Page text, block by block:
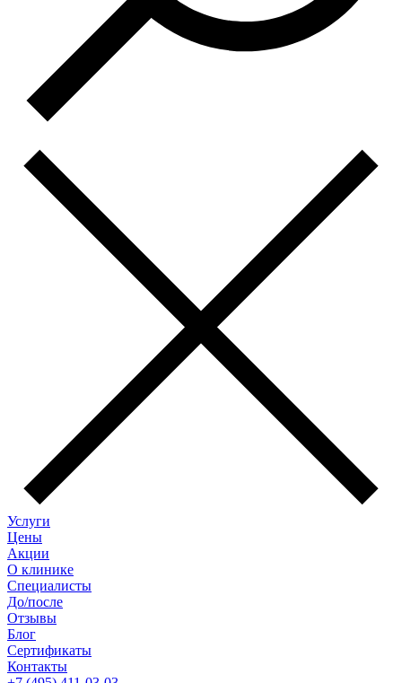
Услуги
Цены
Акции
О клинике
Специалисты
До/после
Отзывы
Блог
Сертификаты
Контакты